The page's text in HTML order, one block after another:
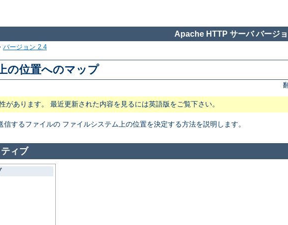
Apache HTTP サーバ バージ
バージョン 2.4
の位置へのマップ
があります。 最近更新された内容を見るには英語版をご覧下さい。
するファイルの ファイルシステム上の位置を決定する方法を説明します。
ィブ